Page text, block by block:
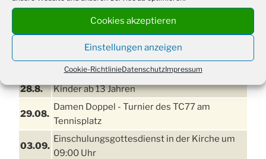
Cookies akzeptieren
Einstellungen anzeigen
Cookie-RichtlinieDatenschutzImpressum
28.8.
Sommerfreizeit der Ev. Jugend in Berlin für
Kinder ab 13 Jahren
29.08.
Damen Doppel - Turnier des TC77 am
Tennisplatz
03.09.
Einschulungsgottesdienst in der Kirche um
09:00 Uhr